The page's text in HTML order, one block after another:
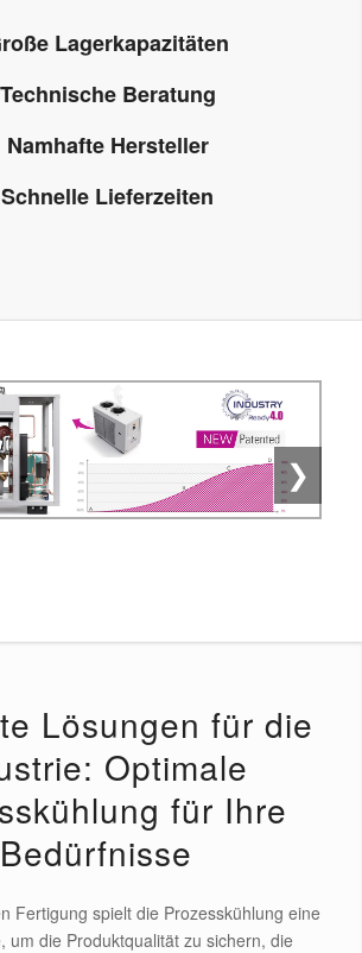
Lagerkapazitäten
Beratung
Hersteller
Lieferzeiten
❯
Lösungen für die
Optimale
für Ihre
Bedürfnisse
Fertigung spielt die Prozesskühlung eine
um die Produktqualität zu sichern, die